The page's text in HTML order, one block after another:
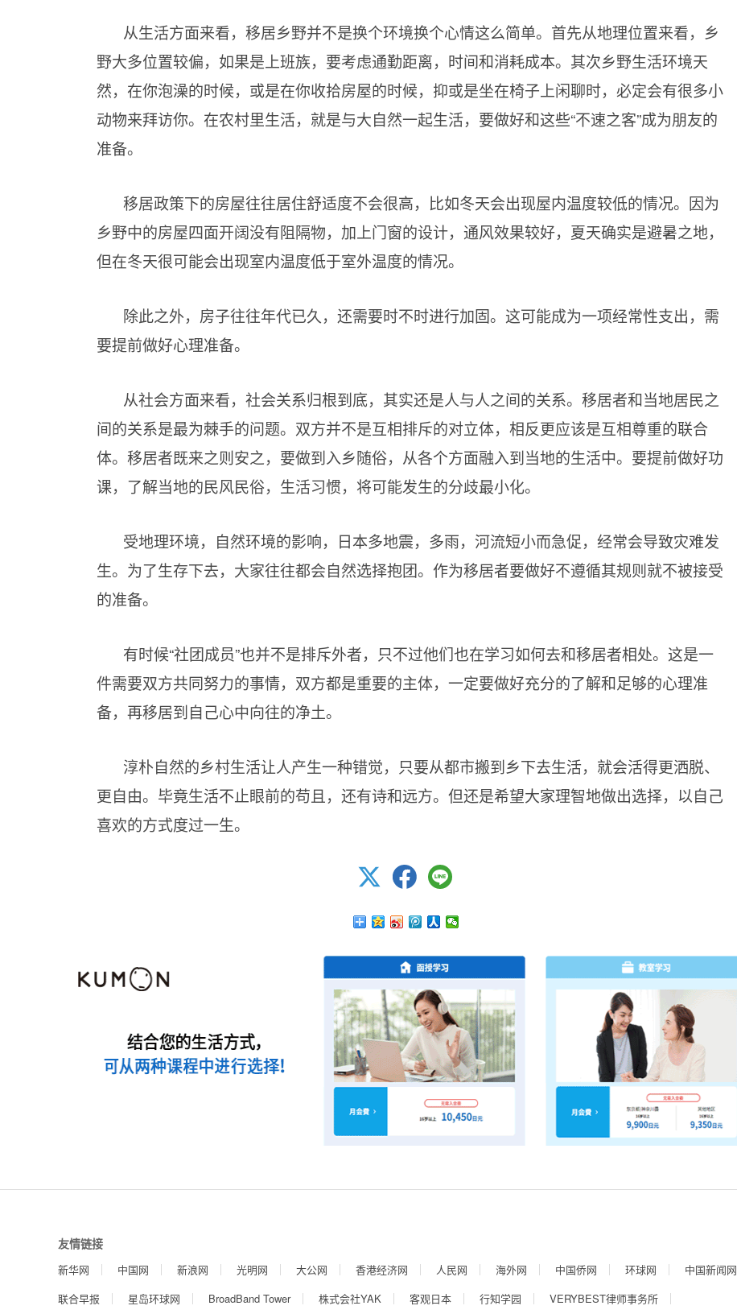
从生活方面来看，移居乡野并不是换个环境换个心情这么简单。首先从地理位置来看，乡
野大多位置较偏，如果是上班族，要考虑通勤距离，时间和消耗成本。其次乡野生活环境天
然，在你泡澡的时候，或是在你收拾房屋的时候，抑或是坐在椅子上闲聊时，必定会有很多小
动物来拜访你。在农村里生活，就是与大自然一起生活，要做好和这些“不速之客”成为朋友的
准备。
移居政策下的房屋往往居住舒适度不会很高，比如冬天会出现屋内温度较低的情况。因为
乡野中的房屋四面开阔没有阻隔物，加上门窗的设计，通风效果较好，夏天确实是避暑之地，
但在冬天很可能会出现室内温度低于室外温度的情况。
除此之外，房子往往年代已久，还需要时不时进行加固。这可能成为一项经常性支出，需
要提前做好心理准备。
从社会方面来看，社会关系归根到底，其实还是人与人之间的关系。移居者和当地居民之
间的关系是最为棘手的问题。双方并不是互相排斥的对立体，相反更应该是互相尊重的联合
体。移居者既来之则安之，要做到入乡随俗，从各个方面融入到当地的生活中。要提前做好功
课，了解当地的民风民俗，生活习惯，将可能发生的分歧最小化。
受地理环境，自然环境的影响，日本多地震，多雨，河流短小而急促，经常会导致灾难发
生。为了生存下去，大家往往都会自然选择抱团。作为移居者要做好不遵循其规则就不被接受
的准备。
有时候“社团成员”也并不是排斥外者，只不过他们也在学习如何去和移居者相处。这是一
件需要双方共同努力的事情，双方都是重要的主体，一定要做好充分的了解和足够的心理准
备，再移居到自己心中向往的净土。
淳朴自然的乡村生活让人产生一种错觉，只要从都市搬到乡下去生活，就会活得更洒脱、
更自由。毕竟生活不止眼前的苟且，还有诗和远方。但还是希望大家理智地做出选择，以自己
喜欢的方式度过一生。
友情链接
新华网 中国网 新浪网 光明网 大公网 香港经济网 人民网 海外网 中国侨网 环球网 中国新闻网
联合早报
星岛环球网 BroadBand Tower 株式会社YAK 客观日本 行知学园 VERYBEST律师事务所